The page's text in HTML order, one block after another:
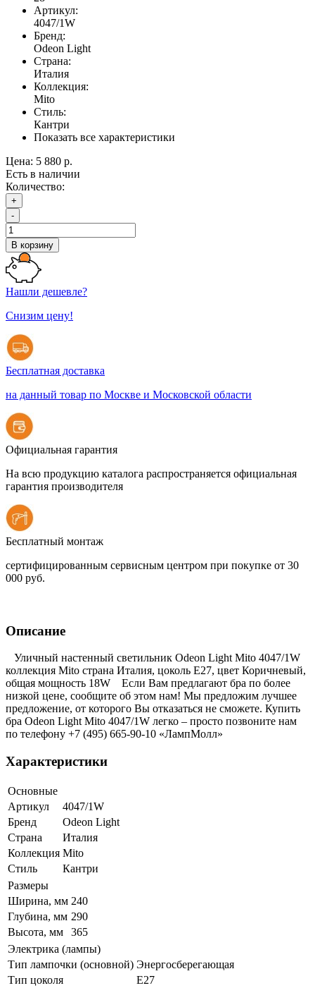
Артикул:
4047/1W
Бренд:
Odeon Light
Страна:
Италия
Коллекция:
Mito
Стиль:
Кантри
Показать все характеристики
Цена: 5 880 р.
Есть в наличии
Количество:
+
-
В корзину
Нашли дешевле?
Снизим цену!
Бесплатная доставка
на данный товар по Москве и Московской области
Официальная гарантия
На всю продукцию каталога распространяется официальная
гарантия производителя
Бесплатный монтаж
сертифицированным сервисным центром при покупке от 30
000 руб.
Описание
Уличный настенный светильник Odeon Light Mito 4047/1W
коллекция Mito страна Италия, цоколь E27, цвет Коричневый,
общая мощность 18W Если Вам предлагают бра по более
низкой цене, сообщите об этом нам! Мы предложим лучшее
предложение, от которого Вы отказаться не сможете. Купить
бра Odeon Light Mito 4047/1W легко – просто позвоните нам
по телефону +7 (495) 665-90-10 «ЛампМолл»
Характеристики
Основные
Артикул
4047/1W
Бренд
Odeon Light
Страна
Италия
Коллекция Mito
Стиль
Кантри
Размеры
Ширина, мм 240
Глубина, мм 290
Высота, мм
365
Электрика (лампы)
Тип лампочки (основной) Энергосберегающая
Тип цоколя
E27